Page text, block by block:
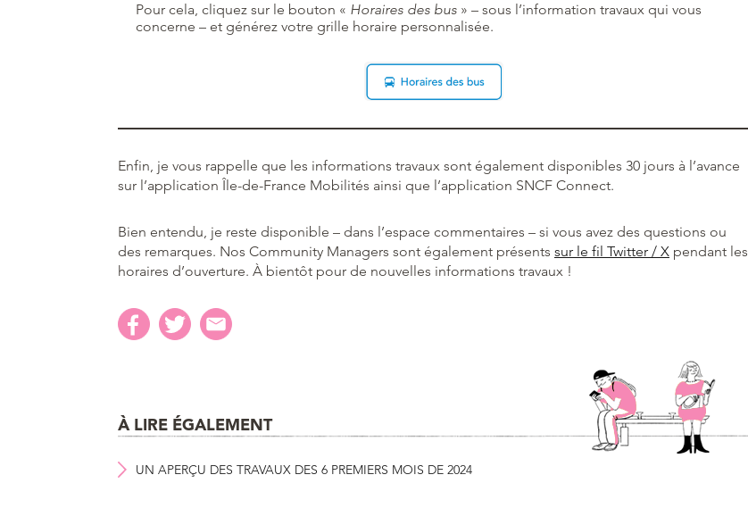
Pour cela, cliquez sur le bouton « Horaires des bus » – sous l’information travaux qui vous
concerne – et générez votre grille horaire personnalisée.
Enfin, je vous rappelle que les informations travaux sont également disponibles 30 jours à l’avance
sur l’application Île-de-France Mobilités ainsi que l’application SNCF Connect.
Bien entendu, je reste disponible – dans l’espace commentaires – si vous avez des questions ou
des remarques. Nos Community Managers sont également présents sur le fil Twitter / X pendant les
horaires d’ouverture. À bientôt pour de nouvelles informations travaux !
À LIRE ÉGALEMENT
UN APERÇU DES TRAVAUX DES 6 PREMIERS MOIS DE 2024